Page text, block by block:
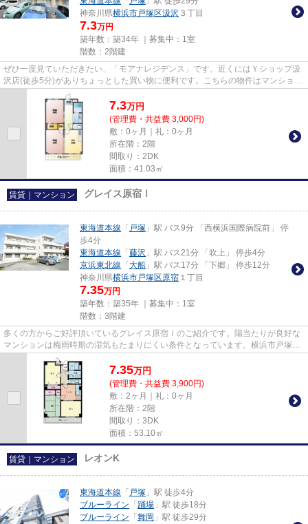
神奈川県横浜市戸塚区汲沢 ３丁目
7.3万円
築年数：築34年 ｜募集中： 1室
階数：2階建
ぜひ一度見ていただきたい、「モアナレジデンス」です。近くにはＹショップ汲
沢店(徒歩5分)がありちょっとした買い物に便利です。こちらの物件はマンション
です。駅まで徒歩12分に立地...
7.3万円
(管理費・共益費 3,000円)
敷：0ヶ月｜礼：0ヶ月
所在階：2階
間取り：2DK
面積：41.03㎡
賃貸｜マンション グレイス原宿Ⅰ
東海道本線 「 戸塚 」駅 バス9分 「西横浜国際病院前」 停
歩4分
東海道本線 「 藤沢 」駅 バス21分 「吹上」 停歩4分
京浜東北線 「 大船 」駅 バス17分 「下郷」 停歩12分
神奈川県横浜市戸塚区原宿 １丁目
7.35万円
築年数：築35年 ｜募集中： 1室
階数：3階建
多くの方からご好評頂いているグレイス原宿Ⅰのご紹介です。陽当たりが良好な
マンションは梅雨時期の湿気もたまりにくい条件となっています。横浜市戸塚区
エリアの賃貸情報がアパマンメ...
7.35万円
(管理費・共益費 3,900円)
敷：2ヶ月｜礼：0ヶ月
所在階：2階
間取り：3DK
面積：53.10㎡
賃貸｜マンション レオンK
東海道本線 「 戸塚 」駅 徒歩4分
ブルーライン 「 踊場 」駅 徒歩18分
ブルーライン 「 舞岡 」駅 徒歩29分